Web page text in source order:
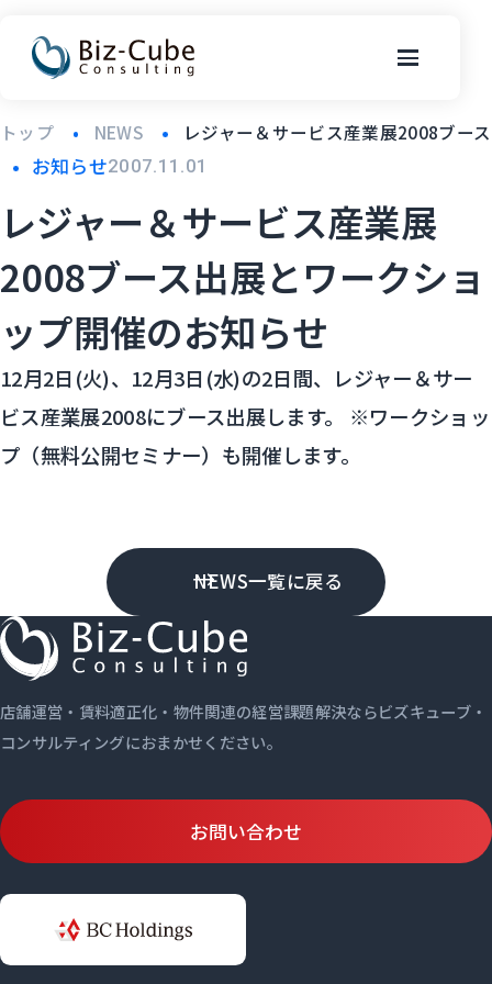
トップ NEWS レジャー＆サービス産業展2008ブー
お知らせ2007.11.01
レジャー＆サービス産業展
2008ブース出展とワークショ
ップ開催のお知らせ
12月2日(火)、12月3日(水)の2日間、レジャー＆サー
ビス産業展2008にブース出展します。 ※ワークショッ
プ（無料公開セミナー）も開催します。
NEWS一覧に戻る
店舗運営・賃料適正化・物件関連の経営課題解決ならビズキューブ・
コンサルティングにおまかせください。
お問い合わせ